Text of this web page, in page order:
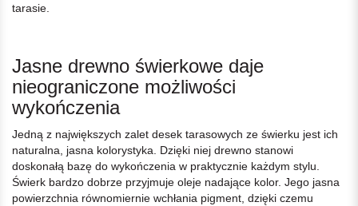
tarasie.
Jasne drewno świerkowe daje
nieograniczone możliwości
wykończenia
Jedną z największych zalet desek tarasowych ze świerku jest ich
naturalna, jasna kolorystyka. Dzięki niej drewno stanowi
doskonałą bazę do wykończenia w praktycznie każdym stylu.
Świerk bardzo dobrze przyjmuje oleje nadające kolor. Jego jasna
powierzchnia równomiernie wchłania pigment, dzięki czemu